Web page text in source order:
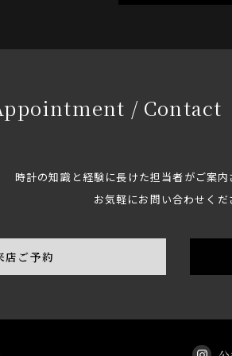
/ Contact
時計の知識と経験に長けた担当者がご案内
お気軽にお問い合わせくだ
店ご予約